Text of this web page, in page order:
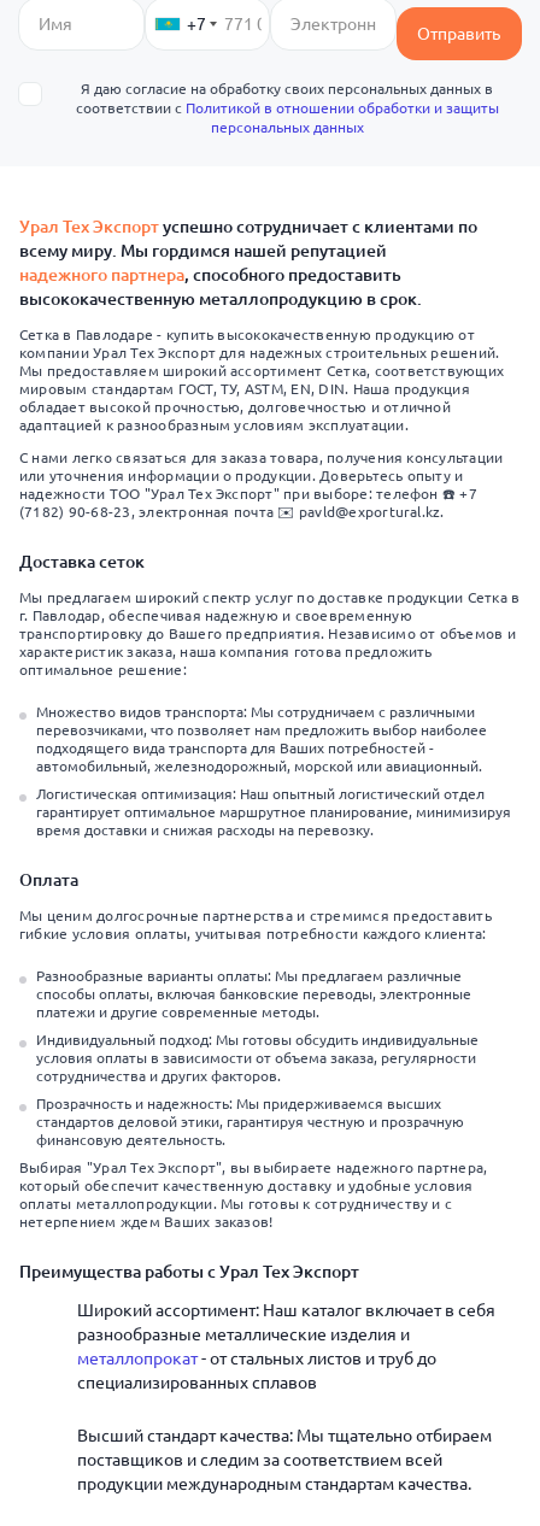
+7 Отправить
Я даю согласие на обработку своих персональных данных в
соответствии с Политикой в отношении обработки и защиты
персональных данных
Урал Тех Экспортуспешно сотрудничает с клиентами по
всему миру. Мы гордимся нашей репутацией
надежного партнера, способного предоставить
высококачественную металлопродукцию в срок.
Сетка в Павлодаре - купить высококачественную продукцию от
компании Урал Тех Экспорт для надежных строительных решений.
Мы предоставляем широкий ассортимент Сетка, соответствующих
мировым стандартам ГОСТ, ТУ, ASTM, EN, DIN. Наша продукция
обладает высокой прочностью, долговечностью и отличной
адаптацией к разнообразным условиям эксплуатации.
С нами легко связаться для заказа товара, получения консультации
или уточнения информации о продукции. Доверьтесь опыту и
надежности ТОО "Урал Тех Экспорт" при выборе: телефон ☎️ +7
(7182) 90-68-23, электронная почта ✉️ pavld@exportural.kz.
Доставка сеток
Мы предлагаем широкий спектр услуг по доставке продукции Сетка в
г. Павлодар, обеспечивая надежную и своевременную
транспортировку до Вашего предприятия. Независимо от объемов и
характеристик заказа, наша компания готова предложить
оптимальное решение:
Множество видов транспорта: Мы сотрудничаем с различными
перевозчиками, что позволяет нам предложить выбор наиболее
подходящего вида транспорта для Ваших потребностей -
автомобильный, железнодорожный, морской или авиационный.
Логистическая оптимизация: Наш опытный логистический отдел
гарантирует оптимальное маршрутное планирование, минимизируя
время доставки и снижая расходы на перевозку.
Оплата
Мы ценим долгосрочные партнерства и стремимся предоставить
гибкие условия оплаты, учитывая потребности каждого клиента:
Разнообразные варианты оплаты: Мы предлагаем различные
способы оплаты, включая банковские переводы, электронные
платежи и другие современные методы.
Индивидуальный подход: Мы готовы обсудить индивидуальные
условия оплаты в зависимости от объема заказа, регулярности
сотрудничества и других факторов.
Прозрачность и надежность: Мы придерживаемся высших
стандартов деловой этики, гарантируя честную и прозрачную
финансовую деятельность.
Выбирая "Урал Тех Экспорт", вы выбираете надежного партнера,
который обеспечит качественную доставку и удобные условия
оплаты металлопродукции. Мы готовы к сотрудничеству и с
нетерпением ждем Ваших заказов!
Преимущества работы с Урал Тех Экспорт
Широкий ассортимент: Наш каталог включает в себя
разнообразные металлические изделия и
металлопрокат- от стальных листов и труб до
специализированных сплавов
Высший стандарт качества: Мы тщательно отбираем
поставщиков и следим за соответствием всей
продукции международным стандартам качества.